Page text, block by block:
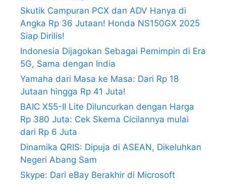
Skutik Campuran PCX dan ADV Hanya di
Angka Rp 36 Jutaan! Honda NS150GX 2025
Siap Dirilis!
Indonesia Dijagokan Sebagai Pemimpin di Era
5G, Sama dengan India
Yamaha dari Masa ke Masa: Dari Rp 18
Jutaan hingga Rp 41 Juta!
BAIC X55-II Lite Diluncurkan dengan Harga
Rp 380 Juta: Cek Skema Cicilannya mulai
dari Rp 6 Juta
Dinamika QRIS: Dipuja di ASEAN, Dikeluhkan
Negeri Abang Sam
Skype: Dari eBay Berakhir di Microsoft